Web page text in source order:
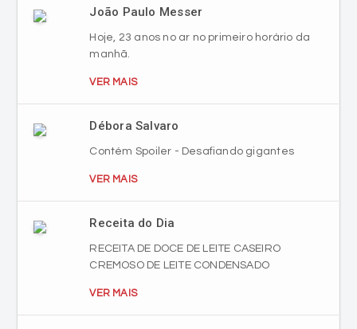
João Paulo Messer
Hoje, 23 anos no ar no primeiro horário da
manhã.
VER MAIS
Débora Salvaro
Contém Spoiler - Desafiando gigantes
VER MAIS
Receita do Dia
RECEITA DE DOCE DE LEITE CASEIRO
CREMOSO DE LEITE CONDENSADO
VER MAIS